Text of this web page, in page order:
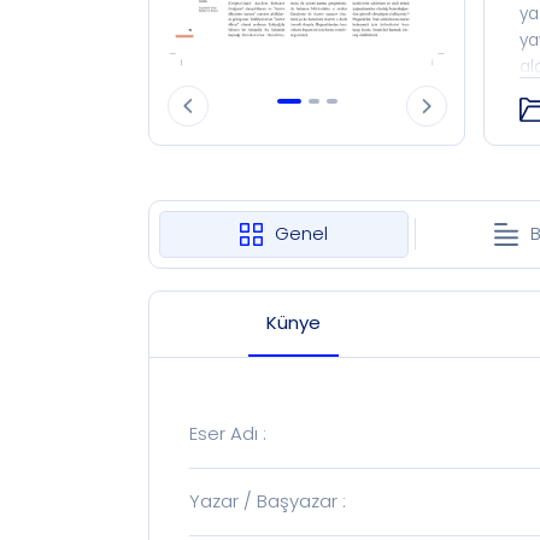
Genel
Künye
Eser Adı :
Yazar / Başyazar :